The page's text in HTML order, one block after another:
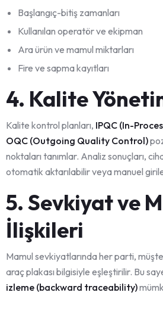
Başlangıç-bitiş zamanları
Kullanılan operatör ve ekipman
Ara ürün ve mamul miktarları
Fire ve sapma kayıtları
4. Kalite
Kalite kontrol planları, IPQC (In-
OQC (Outgoing Quality Control)
noktaları tanımlar. Analiz sonuçları,
otomatik aktarılabilir veya manuel
5. Sevkiyat ve
İlişkileri
Mamul sevkiyatlarında her parti,
araç plakası bilgisiyle eşleştirilir. Bu
izleme (backward traceability)